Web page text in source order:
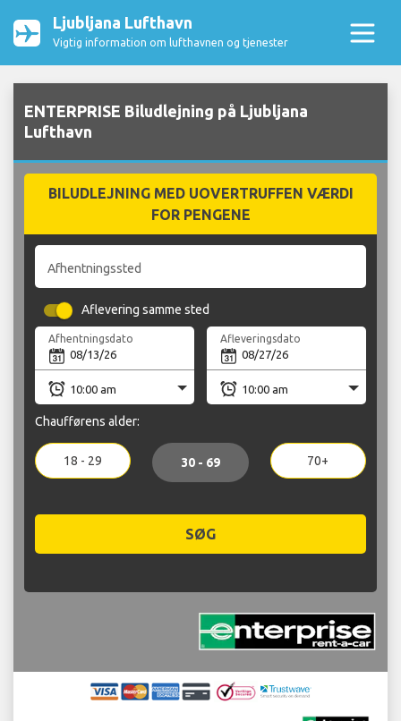
Ljubljana Lufthavn
Vigtig information om lufthavnen og tjenester
ENTERPRISE Biludlejning på Ljubljana
Lufthavn
BILUDLEJNING MED UOVERTRUFFEN VÆRDI
FOR PENGENE
Afhentningssted
Aflevering samme sted
Afhentningsdato Afleveringsdato
Chaufførens alder:
18 - 29 30 - 69 70+
SØG